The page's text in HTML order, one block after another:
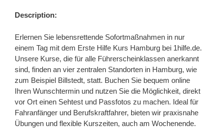
Description:
Erlernen Sie lebensrettende Sofortmaßnahmen in nur
einem Tag mit dem Erste Hilfe Kurs Hamburg bei 1hilfe.de.
Unsere Kurse, die für alle Führerscheinklassen anerkannt
sind, finden an vier zentralen Standorten in Hamburg, wie
zum Beispiel Billstedt, statt. Buchen Sie bequem online
Ihren Wunschtermin und nutzen Sie die Möglichkeit, direkt
vor Ort einen Sehtest und Passfotos zu machen. Ideal für
Fahranfänger und Berufskraftfahrer, bieten wir praxisnahe
Übungen und flexible Kurszeiten, auch am Wochenende.